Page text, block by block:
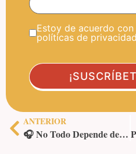
Estoy de acuerdo
políticas de
ANTERIOR
🎧 No Todo Depende de Vos: Estoicismo Hecho Canción